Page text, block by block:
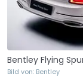
Bentley Flying
Bild von: Bentley